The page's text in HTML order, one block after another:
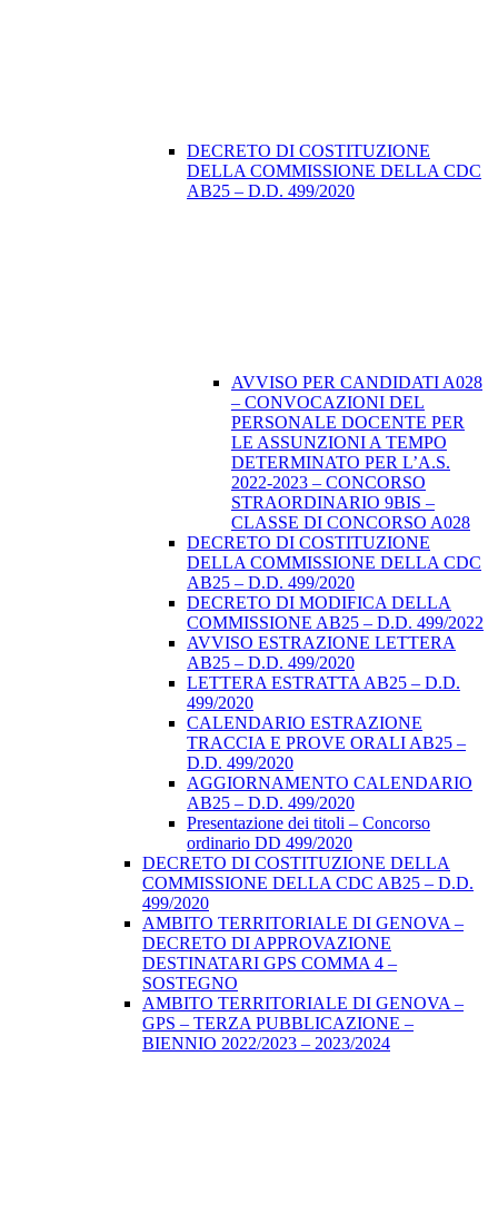
DECRETO DI COSTITUZIONE
DELLA COMMISSIONE DELLA CDC
AB25 – D.D. 499/2020
AVVISO PER CANDIDATI A028
– CONVOCAZIONI DEL
PERSONALE DOCENTE PER
LE ASSUNZIONI A TEMPO
DETERMINATO PER L’A.S.
2022-2023 – CONCORSO
STRAORDINARIO 9BIS –
CLASSE DI CONCORSO A028
DECRETO DI COSTITUZIONE
DELLA COMMISSIONE DELLA CDC
AB25 – D.D. 499/2020
DECRETO DI MODIFICA DELLA
COMMISSIONE AB25 – D.D. 499/2022
AVVISO ESTRAZIONE LETTERA
AB25 – D.D. 499/2020
LETTERA ESTRATTA AB25 – D.D.
499/2020
CALENDARIO ESTRAZIONE
TRACCIA E PROVE ORALI AB25 –
D.D. 499/2020
AGGIORNAMENTO CALENDARIO
AB25 – D.D. 499/2020
Presentazione dei titoli – Concorso
ordinario DD 499/2020
DECRETO DI COSTITUZIONE DELLA
COMMISSIONE DELLA CDC AB25 – D.D.
499/2020
AMBITO TERRITORIALE DI GENOVA –
DECRETO DI APPROVAZIONE
DESTINATARI GPS COMMA 4 –
SOSTEGNO
AMBITO TERRITORIALE DI GENOVA –
GPS – TERZA PUBBLICAZIONE –
BIENNIO 2022/2023 – 2023/2024